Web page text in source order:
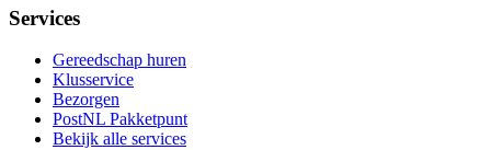
Services
Gereedschap huren
Klusservice
Bezorgen
PostNL Pakketpunt
Bekijk alle services